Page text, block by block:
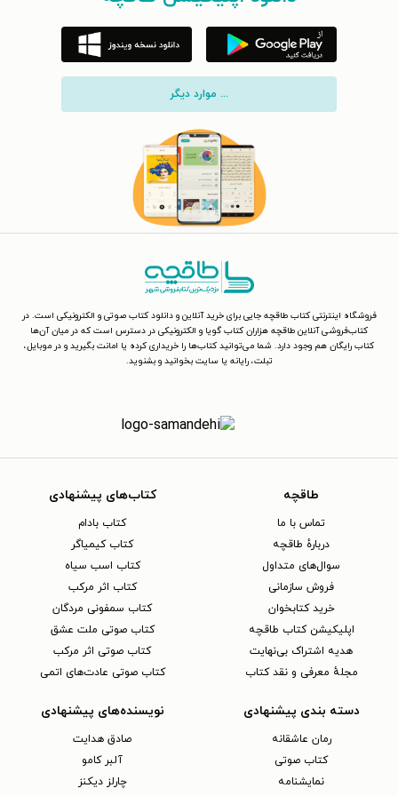
... موارد دیگر
فروشگاه اینترنتی کتاب طاقچه جایی برای خرید آنلاین و دانلود کتاب صوتی و الکترونیکی است. در
کتاب‌فروشی آنلاین طاقچه هزاران کتاب گویا و الکترونیکی در دسترس است که در میان آن‌ها
کتاب رایگان هم وجود دارد. شما می‌توانید کتاب‌ها را خریداری کرده یا امانت بگیرید و در موبایل،
تبلت، رایانه یا سایت بخوانید و بشنوید.
طاقچه
تماس با ما
دربارهٔ طاقچه
سوال‌های متداول
فروش سازمانی
خرید کتابخوان
اپلیکیشن کتاب طاقچه
هدیه اشتراک بی‌نهایت
مجلهٔ معرفی و نقد کتاب
کتاب‌های پیشنهادی
کتاب بادام
کتاب کیمیاگر
کتاب اسب سیاه
کتاب اثر مرکب
کتاب سمفونی مردگان
کتاب صوتی ملت عشق
کتاب صوتی اثر مرکب
کتاب صوتی عادت‌های اتمی
دسته بندی پیشنهادی
رمان عاشقانه
کتاب‌ صوتی
نمایشنامه
نویسنده‌های پیشنهادی
صادق هدایت
آلبر کامو
چارلز دیکنز